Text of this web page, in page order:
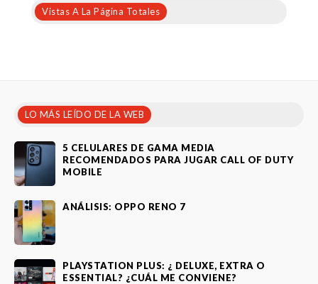
Vistas A La Página Totales
LO MÁS LEÍDO DE LA WEB
5 CELULARES DE GAMA MEDIA
RECOMENDADOS PARA JUGAR CALL OF DUTY
MOBILE
ANÁLISIS: OPPO RENO 7
PLAYSTATION PLUS: ¿ DELUXE, EXTRA O
ESSENTIAL? ¿CUÁL ME CONVIENE?